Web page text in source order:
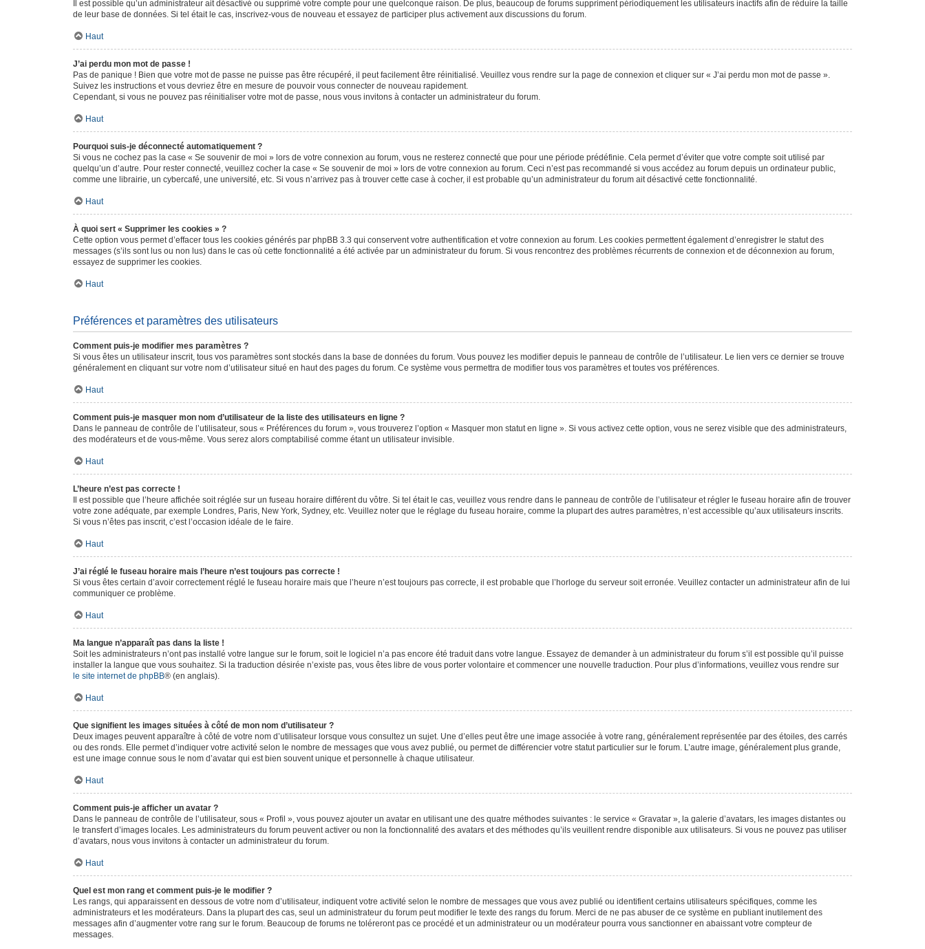
Il est possible qu’un administrateur ait désactivé ou supprimé votre compte pour une quelconque raison. De plus, beaucoup de forums suppriment périodiquement les utilisateurs inactifs afin de réduire la taille
de leur base de données. Si tel était le cas, inscrivez-vous de nouveau et essayez de participer plus activement aux discussions du forum.
Haut
J’ai perdu mon mot de passe !
Pas de panique ! Bien que votre mot de passe ne puisse pas être récupéré, il peut facilement être réinitialisé. Veuillez vous rendre sur la page de connexion et cliquer sur « J’ai perdu mon mot de passe ».
Suivez les instructions et vous devriez être en mesure de pouvoir vous connecter de nouveau rapidement.
Cependant, si vous ne pouvez pas réinitialiser votre mot de passe, nous vous invitons à contacter un administrateur du forum.
Haut
Pourquoi suis-je déconnecté automatiquement ?
Si vous ne cochez pas la case « Se souvenir de moi » lors de votre connexion au forum, vous ne resterez connecté que pour une période prédéfinie. Cela permet d’éviter que votre compte soit utilisé par
quelqu’un d’autre. Pour rester connecté, veuillez cocher la case « Se souvenir de moi » lors de votre connexion au forum. Ceci n’est pas recommandé si vous accédez au forum depuis un ordinateur public,
comme une librairie, un cybercafé, une université, etc. Si vous n’arrivez pas à trouver cette case à cocher, il est probable qu’un administrateur du forum ait désactivé cette fonctionnalité.
Haut
À quoi sert « Supprimer les cookies » ?
Cette option vous permet d’effacer tous les cookies générés par phpBB 3.3 qui conservent votre authentification et votre connexion au forum. Les cookies permettent également d’enregistrer le statut des
messages (s’ils sont lus ou non lus) dans le cas où cette fonctionnalité a été activée par un administrateur du forum. Si vous rencontrez des problèmes récurrents de connexion et de déconnexion au forum,
essayez de supprimer les cookies.
Haut
Préférences et paramètres des utilisateurs
Comment puis-je modifier mes paramètres ?
Si vous êtes un utilisateur inscrit, tous vos paramètres sont stockés dans la base de données du forum. Vous pouvez les modifier depuis le panneau de contrôle de l’utilisateur. Le lien vers ce dernier se trouve
généralement en cliquant sur votre nom d’utilisateur situé en haut des pages du forum. Ce système vous permettra de modifier tous vos paramètres et toutes vos préférences.
Haut
Comment puis-je masquer mon nom d’utilisateur de la liste des utilisateurs en ligne ?
Dans le panneau de contrôle de l’utilisateur, sous « Préférences du forum », vous trouverez l’option « Masquer mon statut en ligne ». Si vous activez cette option, vous ne serez visible que des administrateurs,
des modérateurs et de vous-même. Vous serez alors comptabilisé comme étant un utilisateur invisible.
Haut
L’heure n’est pas correcte !
Il est possible que l’heure affichée soit réglée sur un fuseau horaire différent du vôtre. Si tel était le cas, veuillez vous rendre dans le panneau de contrôle de l’utilisateur et régler le fuseau horaire afin de trouver
votre zone adéquate, par exemple Londres, Paris, New York, Sydney, etc. Veuillez noter que le réglage du fuseau horaire, comme la plupart des autres paramètres, n’est accessible qu’aux utilisateurs inscrits.
Si vous n’êtes pas inscrit, c’est l’occasion idéale de le faire.
Haut
J’ai réglé le fuseau horaire mais l’heure n’est toujours pas correcte !
Si vous êtes certain d’avoir correctement réglé le fuseau horaire mais que l’heure n’est toujours pas correcte, il est probable que l’horloge du serveur soit erronée. Veuillez contacter un administrateur afin de lui
communiquer ce problème.
Haut
Ma langue n’apparaît pas dans la liste !
Soit les administrateurs n’ont pas installé votre langue sur le forum, soit le logiciel n’a pas encore été traduit dans votre langue. Essayez de demander à un administrateur du forum s’il est possible qu’il puisse
installer la langue que vous souhaitez. Si la traduction désirée n’existe pas, vous êtes libre de vous porter volontaire et commencer une nouvelle traduction. Pour plus d’informations, veuillez vous rendre sur
le site internet de phpBB® (en anglais).
Haut
Que signifient les images situées à côté de mon nom d’utilisateur ?
Deux images peuvent apparaître à côté de votre nom d’utilisateur lorsque vous consultez un sujet. Une d’elles peut être une image associée à votre rang, généralement représentée par des étoiles, des carrés
ou des ronds. Elle permet d’indiquer votre activité selon le nombre de messages que vous avez publié, ou permet de différencier votre statut particulier sur le forum. L’autre image, généralement plus grande,
est une image connue sous le nom d’avatar qui est bien souvent unique et personnelle à chaque utilisateur.
Haut
Comment puis-je afficher un avatar ?
Dans le panneau de contrôle de l’utilisateur, sous « Profil », vous pouvez ajouter un avatar en utilisant une des quatre méthodes suivantes : le service « Gravatar », la galerie d’avatars, les images distantes ou
le transfert d’images locales. Les administrateurs du forum peuvent activer ou non la fonctionnalité des avatars et des méthodes qu’ils veuillent rendre disponible aux utilisateurs. Si vous ne pouvez pas utiliser
d’avatars, nous vous invitons à contacter un administrateur du forum.
Haut
Quel est mon rang et comment puis-je le modifier ?
Les rangs, qui apparaissent en dessous de votre nom d’utilisateur, indiquent votre activité selon le nombre de messages que vous avez publié ou identifient certains utilisateurs spécifiques, comme les
administrateurs et les modérateurs. Dans la plupart des cas, seul un administrateur du forum peut modifier le texte des rangs du forum. Merci de ne pas abuser de ce système en publiant inutilement des
messages afin d’augmenter votre rang sur le forum. Beaucoup de forums ne toléreront pas ce procédé et un administrateur ou un modérateur pourra vous sanctionner en abaissant votre compteur de
messages.